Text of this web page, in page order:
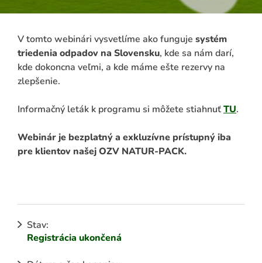
V tomto webinári vysvetlíme ako funguje systém
triedenia odpadov na Slovensku, kde sa nám darí,
kde dokoncna veľmi, a kde máme ešte rezervy na
zlepšenie.
Informačný leták k programu si môžete stiahnuťTU.
Webinár je bezplatný a exkluzívne prístupný iba
pre klientov našej OZV NATUR-PACK.
Stav:
Registrácia ukončená